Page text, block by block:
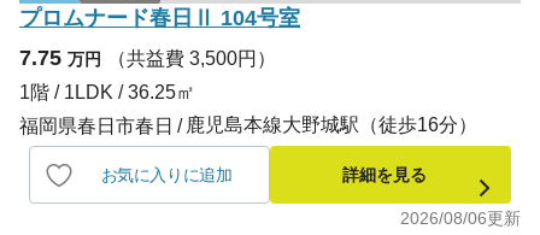
プロムナード春日Ⅱ 104号室
7.75 万円
（共益費 3,500円）
1階 / 1LDK / 36.25㎡
福岡県春日市春日
鹿児島本線大野城駅（徒歩16分）
お気に入りに追加 詳細を見る
2026/08/06更新